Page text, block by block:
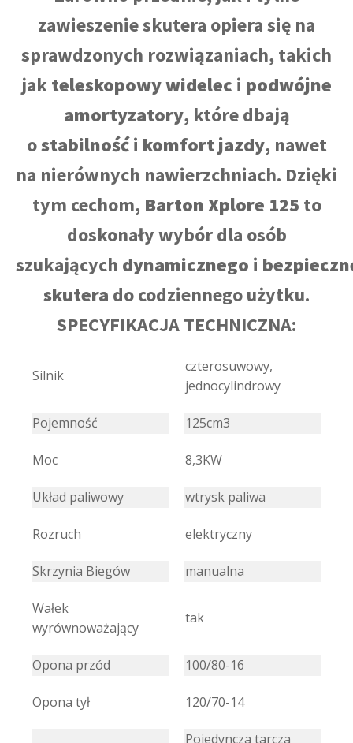
zawieszenie skutera opiera się na
sprawdzonych rozwiązaniach, takich
jakteleskopowy widelec i podwójne
amortyzatory, które dbają
ostabilnośći komfort jazdy, nawet
na nierównych nawierzchniach. Dzięki
tym cechom, Barton Xplore 125 to
doskonały wybór dla osób
szukających dynamicznego i
skutera do codziennego użytku.
SPECYFIKACJA TECHNICZNA:
Silnik
czterosuwowy,
jednocylindrowy
Pojemność 125cm3
Moc 8,3KW
Układ paliwowy wtrysk paliwa
Rozruch elektryczny
Skrzynia Biegów manualna
Wałek
wyrównoważający
tak
Opona przód 100/80-16
Opona tył 120/70-14
Pojedyncza tarcza